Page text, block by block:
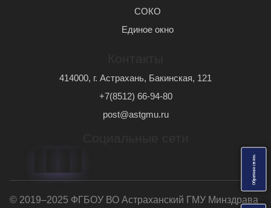
О
б
р
а
т
н
а
я
с
в
я
з
ь
СОКО
Единое окно
414000, г. Астрахань, Бакинская, 121
+7(8512) 66-94-80
post@astgmu.ru
© 2019–2025 ФГБОУ ВО Астраханский ГМУ Минздрава